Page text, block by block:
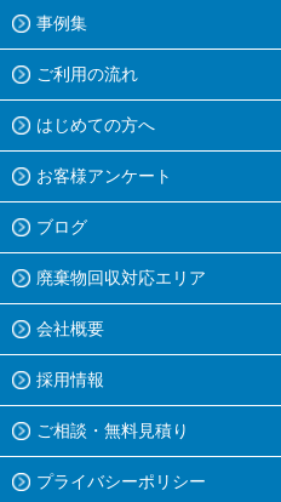
事例集
ご利用の流れ
はじめての方へ
お客様アンケート
ブログ
廃棄物回収対応エリア
会社概要
採用情報
ご相談・無料見積り
プライバシーポリシー